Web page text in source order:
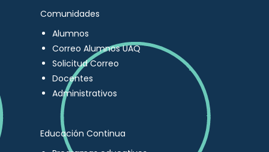
Comunidades
Alumnos
Correo Alumnos UAQ
Solicitud Correo
Docentes
Administrativos
Educación Continua